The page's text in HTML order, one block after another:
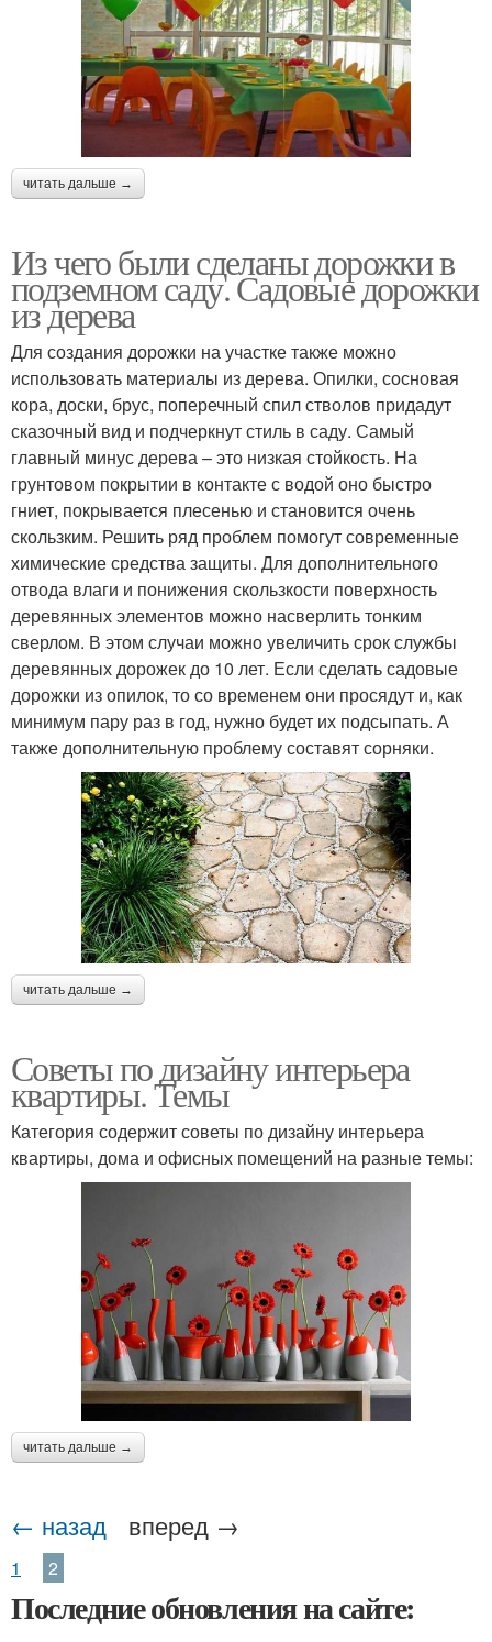
читать дальше →
Из чего были сделаны дорожки в
подземном саду. Садовые дорожки
из дерева
Для создания дорожки на участке также можно
использовать материалы из дерева. Опилки, сосновая
кора, доски, брус, поперечный спил стволов придадут
сказочный вид и подчеркнут стиль в саду. Самый
главный минус дерева – это низкая стойкость. На
грунтовом покрытии в контакте с водой оно быстро
гниет, покрывается плесенью и становится очень
скользким. Решить ряд проблем помогут современные
химические средства защиты. Для дополнительного
отвода влаги и понижения скользкости поверхность
деревянных элементов можно насверлить тонким
сверлом. В этом случаи можно увеличить срок службы
деревянных дорожек до 10 лет. Если сделать садовые
дорожки из опилок, то со временем они просядут и, как
минимум пару раз в год, нужно будет их подсыпать. А
также дополнительную проблему составят сорняки.
читать дальше →
Советы по дизайну интерьера
квартиры. Темы
Категория содержит советы по дизайну интерьера
квартиры, дома и офисных помещений на разные темы:
читать дальше →
← назад вперед →
1 2
Последние обновления на сайте: